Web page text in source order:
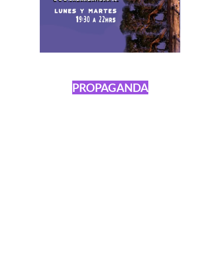
PROPAGANDA